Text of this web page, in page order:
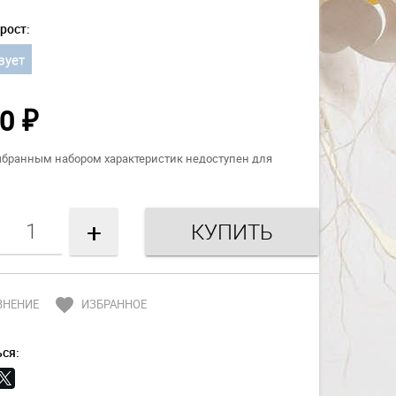
₽
набором характеристик недоступен для
+
favorite ИЗБРАННОЕ